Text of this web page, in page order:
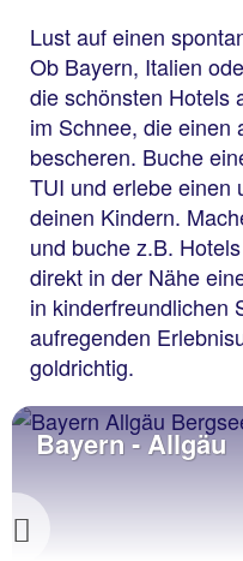
Lust auf einen
Ob Bayern, Italien
die schönsten Hotels
im Schnee, die einen
bescheren. Buche
TUI und erlebe einen
deinen Kindern.
und buche z.B.
direkt in der Nähe
in kinderfreundlichen
aufregenden
goldrichtig.
Previous
Bayern - Allgäu